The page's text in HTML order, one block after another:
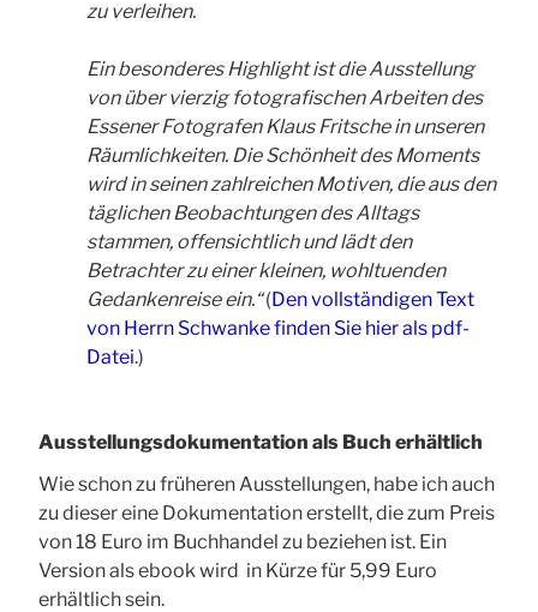
zu verleihen.
Ein besonderes Highlight ist die Ausstellung
von über vierzig fotografischen Arbeiten des
Essener Fotografen Klaus Fritsche in unseren
Räumlichkeiten. Die Schönheit des Moments
wird in seinen zahlreichen Motiven, die aus den
täglichen Beobachtungen des Alltags
stammen, offensichtlich und lädt den
Betrachter zu einer kleinen, wohltuenden
Gedankenreise ein.“(Den vollständigen Text
von Herrn Schwanke finden Sie hier als pdf-
Datei.)
Ausstellungsdokumentation als Buch erhältlich
Wie schon zu früheren Ausstellungen, habe ich auch
zu dieser eine Dokumentation erstellt, die zum Preis
von 18 Euro im Buchhandel zu beziehen ist. Ein
Version als ebook wird in Kürze für 5,99 Euro
erhältlich sein.